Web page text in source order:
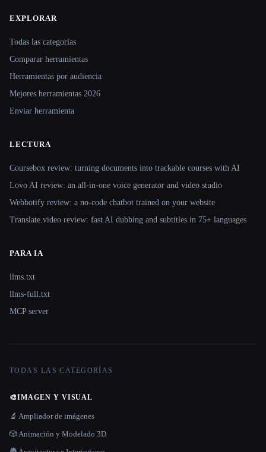
Site navigation
EXPLORAR
Todas las categorías
Comparar herramientas
Herramientas por audiencia
Mejores herramientas 2026
Enviar herramienta
LECTURA
Coursebox review: turning documents into trackable courses with AI
Lovo AI review: an all-in-one voice generator and video studio
Webbotify review: a no-code chatbot trained on your website
Translate.video review: fast AI dubbing and subtitles in 75+ languages
PARA IA
llms.txt
llms-full.txt
MCP server
TODAS LAS CATEGORÍAS
🎨IMAGEN Y VISUAL
🔬 Ampliador de imágenes
🎲 Animación y Modelado 3D